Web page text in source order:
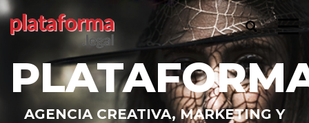
AGENCIA CREATIVA, MARKETING Y